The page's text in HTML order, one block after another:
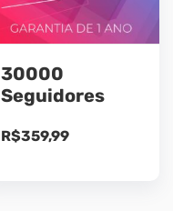
30000
Seguidores
R$359,99